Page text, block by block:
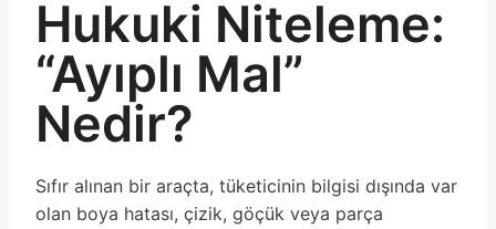
Hukuki Niteleme:
“Ayıplı Mal”
Nedir?
Sıfır alınan bir araçta, tüketicinin bilgisi dışında var
olan boya hatası, çizik, göçük veya parça